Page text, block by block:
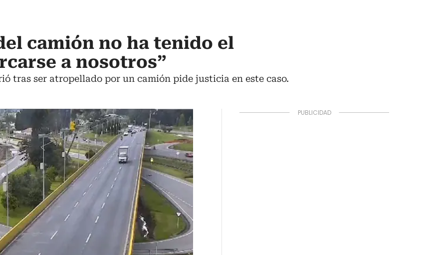
camión no ha tenido el
a nosotros”
tras ser atropellado por un camión pide justicia en este caso.